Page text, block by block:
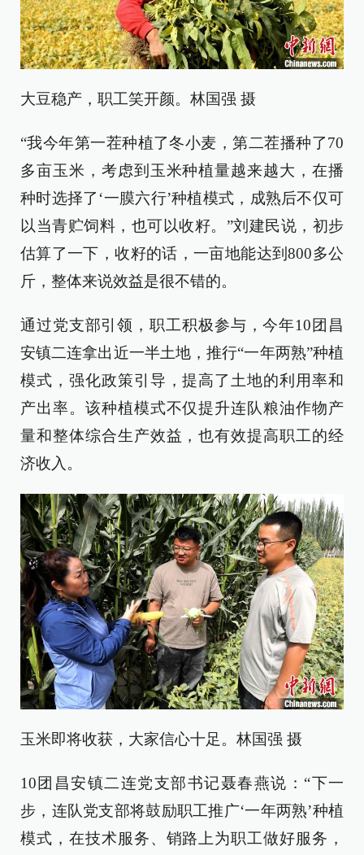
大豆稳产，职工笑开颜。林国强 摄
“我今年第一茬种植了冬小麦，第二茬播种了70
多亩玉米，考虑到玉米种植量越来越大，在播
种时选择了‘一膜六行’种植模式，成熟后不仅可
以当青贮饲料，也可以收籽。”刘建民说，初步
估算了一下，收籽的话，一亩地能达到800多公
斤，整体来说效益是很不错的。
通过党支部引领，职工积极参与，今年10团昌
安镇二连拿出近一半土地，推行“一年两熟”种植
模式，强化政策引导，提高了土地的利用率和
产出率。该种植模式不仅提升连队粮油作物产
量和整体综合生产效益，也有效提高职工的经
济收入。
玉米即将收获，大家信心十足。林国强 摄
10团昌安镇二连党支部书记聂春燕说：“下一
步，连队党支部将鼓励职工推广‘一年两熟’种植
模式，在技术服务、销路上为职工做好服务，